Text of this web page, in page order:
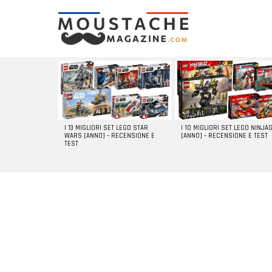
LATEST
STORIES
I 13 MIGLIORI SET LEGO STAR
WARS [ANNO] – RECENSIONE E
TEST
I 10 MIGLIORI SET LEGO
[ANNO] – RECENSIONE E TEST